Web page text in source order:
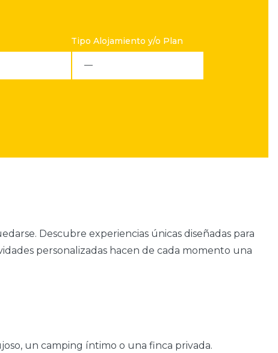
Tipo Alojamiento y/o Plan
Descubre experiencias únicas diseñadas para
personalizadas hacen de cada momento una
un camping íntimo o una finca privada.